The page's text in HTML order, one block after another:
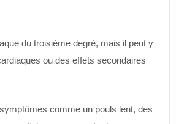
du troisième degré, mais il peut y
ou des effets secondaires
comme un pouls lent, des